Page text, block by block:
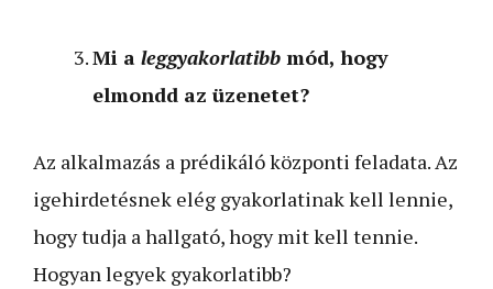
Mi a leggyakorlatibb mód, hogy
elmondd az üzenetet?
Az alkalmazás a prédikáló központi feladata. Az
igehirdetésnek elég gyakorlatinak kell lennie,
hogy tudja a hallgató, hogy mit kell tennie.
Hogyan legyek gyakorlatibb?